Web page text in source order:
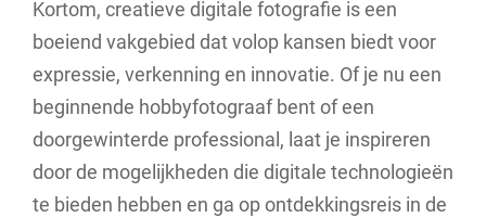
Kortom, creatieve digitale fotografie is een
boeiend vakgebied dat volop kansen biedt voor
expressie, verkenning en innovatie. Of je nu een
beginnende hobbyfotograaf bent of een
doorgewinterde professional, laat je inspireren
door de mogelijkheden die digitale technologieën
te bieden hebben en ga op ontdekkingsreis in de